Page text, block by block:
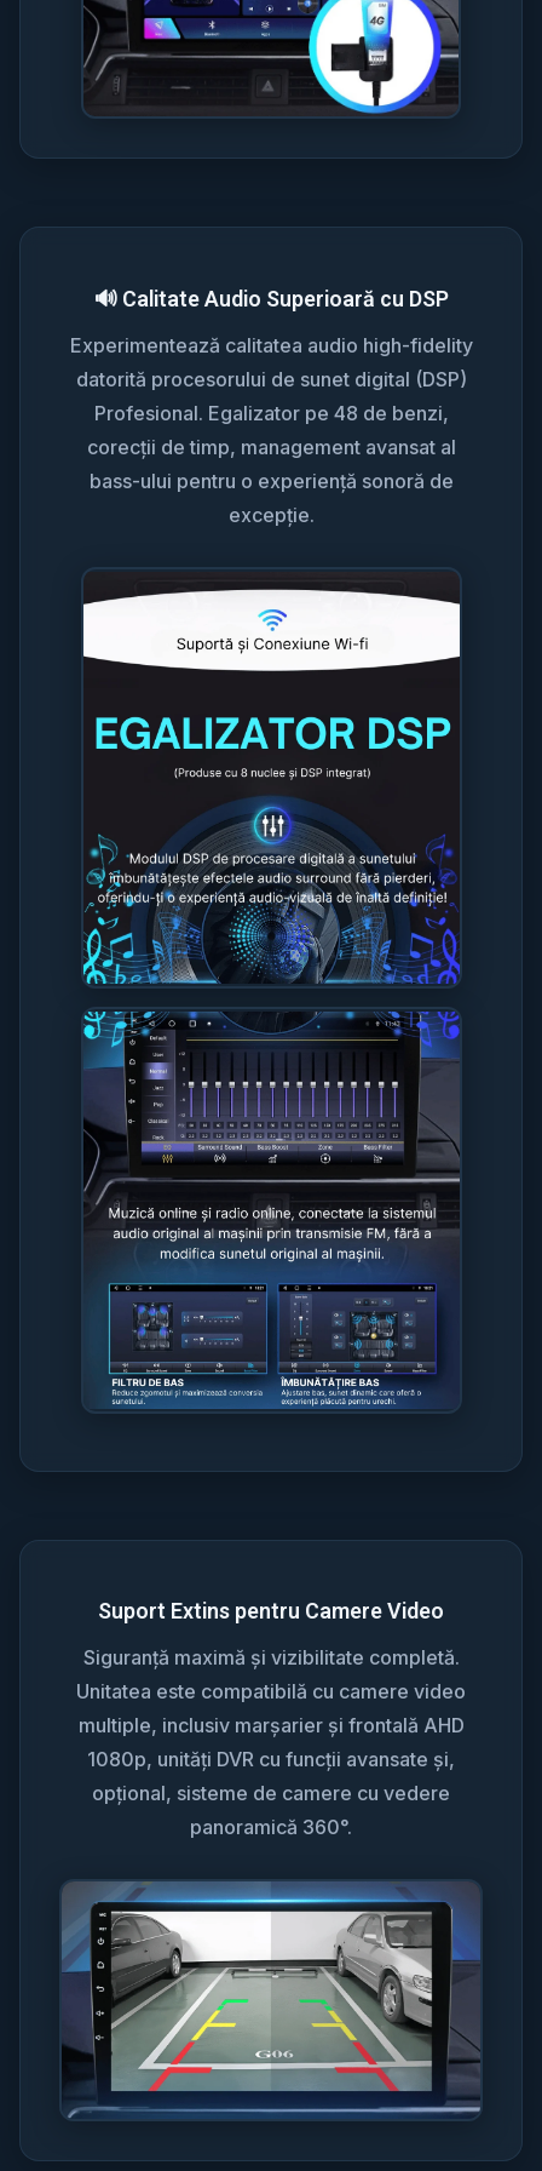
🔊 Calitate Audio Superioară cu DSP
Experimentează calitatea audio high-fidelity
datorită procesorului de sunet digital (DSP)
Profesional. Egalizator pe 48 de benzi,
corecții de timp, management avansat al
bass-ului pentru o experiență sonoră de
excepție.
Suport Extins pentru Camere Video
Siguranță maximă și vizibilitate completă.
Unitatea este compatibilă cu camere video
multiple, inclusiv marșarier și frontală AHD
1080p, unități DVR cu funcții avansate și,
opțional, sisteme de camere cu vedere
panoramică 360°.